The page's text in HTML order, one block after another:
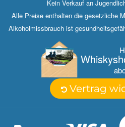
Kein Verkauf an
Alle Preise enthalten die gesetzliche
Alkoholmissbrauch ist
Vertrag